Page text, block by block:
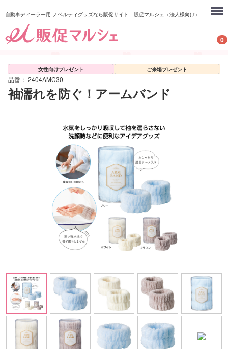
自動車ディーラー用 ノベルティグッズなら販促サイト 販促マルシェ（法人様向け）
0
Menu
女性向けプレゼント ご来場プレゼント
品番： 2404AMC30
袖濡れを防ぐ！アームバンド